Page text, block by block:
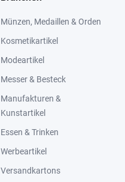
Münzen, Medaillen & Orden
Kosmetikartikel
Modeartikel
Messer & Besteck
Manufakturen &
Kunstartikel
Essen & Trinken
Werbeartikel
Versandkartons